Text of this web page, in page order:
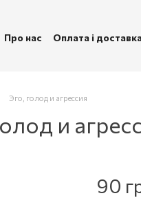
Про нас Оплата і
Эго, голод и агрессия
и
90